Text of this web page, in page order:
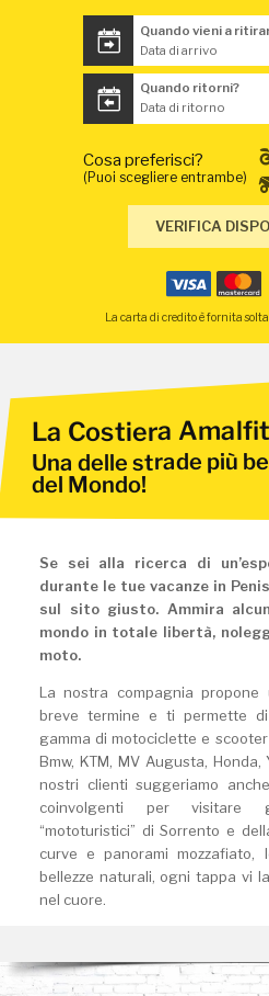
Quando vieni a
Data di arrivo
Quando ritorni?
Data di ritorno
Cosa preferisci?
(Puoi scegliere entrambe)
VERIFICA
La carta di credito è fornita
La Costiera
Una delle strade più
del Mondo!
Se sei alla ricerca di
durante le tue vacanze in
sul sito giusto. Ammira
mondo in totale libertà,
moto.
La nostra compagnia
breve termine e ti permette
gamma di motociclette e
Bmw, KTM, MV Augusta, Honda,
nostri clienti suggeriamo
coinvolgenti per visitare
“mototuristici” di Sorrento e
curve e panorami
bellezze naturali, ogni tappa vi
nel cuore.